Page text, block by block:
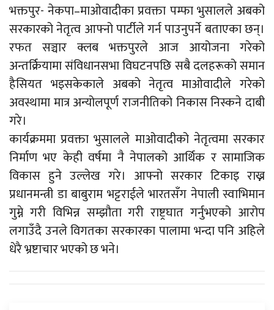
भक्तपुर- नेकपा–माओवादीका प्रवक्ता पम्फा भुसालले अबको
सरकारको नेतृत्व आफ्नो पार्टीले गर्न पाउनुपर्ने बताएका छन्।
रफत सञ्चार क्लब भक्तपुरले आज आयोजना गरेको
अन्तर्क्रियामा संविधानसभा विघटनपछि सबै दलहरूको समान
हैसियत भइसकेकाले अबको नेतृत्व माओवादीले गरेको
अवस्थामा मात्र अन्योलपूर्ण राजनीतिको निकास निस्कने दाबी
गरे।
कार्यक्रममा प्रवक्ता भुसालले माओवादीको नेतृत्वमा सरकार
निर्माण भए केही वर्षमा नै नेपालको आर्थिक र सामाजिक
विकास हुने उल्लेख गरे। आफ्नो सरकार टिकाइ राख्न
प्रधानमन्त्री डा बाबुराम भट्टराईले भारतसँग नेपाली स्वाभिमान
गुम्ने गरी विभिन्न सम्झौता गरी राष्ट्रघात गर्नुभएको आरोप
लगाउँदै उनले विगतका सरकारका पालामा भन्दा पनि अहिले
धेरै भ्रष्टाचार भएको छ भने।